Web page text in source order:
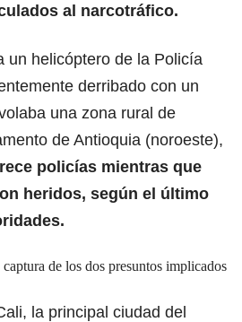
al narcotráfico.
un helicóptero de la Policía
derribado con un
una zona rural de
de Antioquia (noroeste),
policías mientras que
heridos, según el último
de los dos presuntos implicados
la principal ciudad del